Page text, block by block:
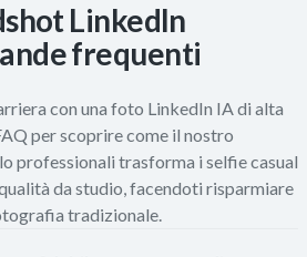
LinkedIn
frequenti
con una foto LinkedIn IA di alta
per scoprire come il nostro
professionali trasforma i selfie casual
da studio, facendoti risparmiare
tradizionale.